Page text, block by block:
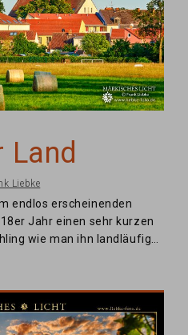
Land
Liebke
endlos erscheinenden
Jahr einen sehr kurzen
wie man ihn landläufig…